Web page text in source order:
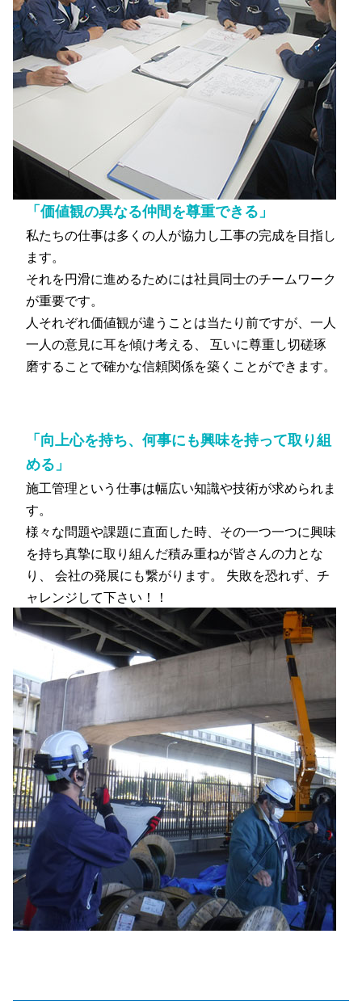
「価値観の異なる仲間を尊重できる」
私たちの仕事は多くの人が協力し工事の完成を目指し
ます。
それを円滑に進めるためには社員同士のチームワーク
が重要です。
人それぞれ価値観が違うことは当たり前ですが、一人
一人の意見に耳を傾け考える、 互いに尊重し切磋琢
磨することで確かな信頼関係を築くことができます。
「向上心を持ち、何事にも興味を持って取り組
める」
施工管理という仕事は幅広い知識や技術が求められま
す。
様々な問題や課題に直面した時、その一つ一つに興味
を持ち真摯に取り組んだ積み重ねが皆さんの力とな
り、 会社の発展にも繋がります。 失敗を恐れず、チ
ャレンジして下さい！！